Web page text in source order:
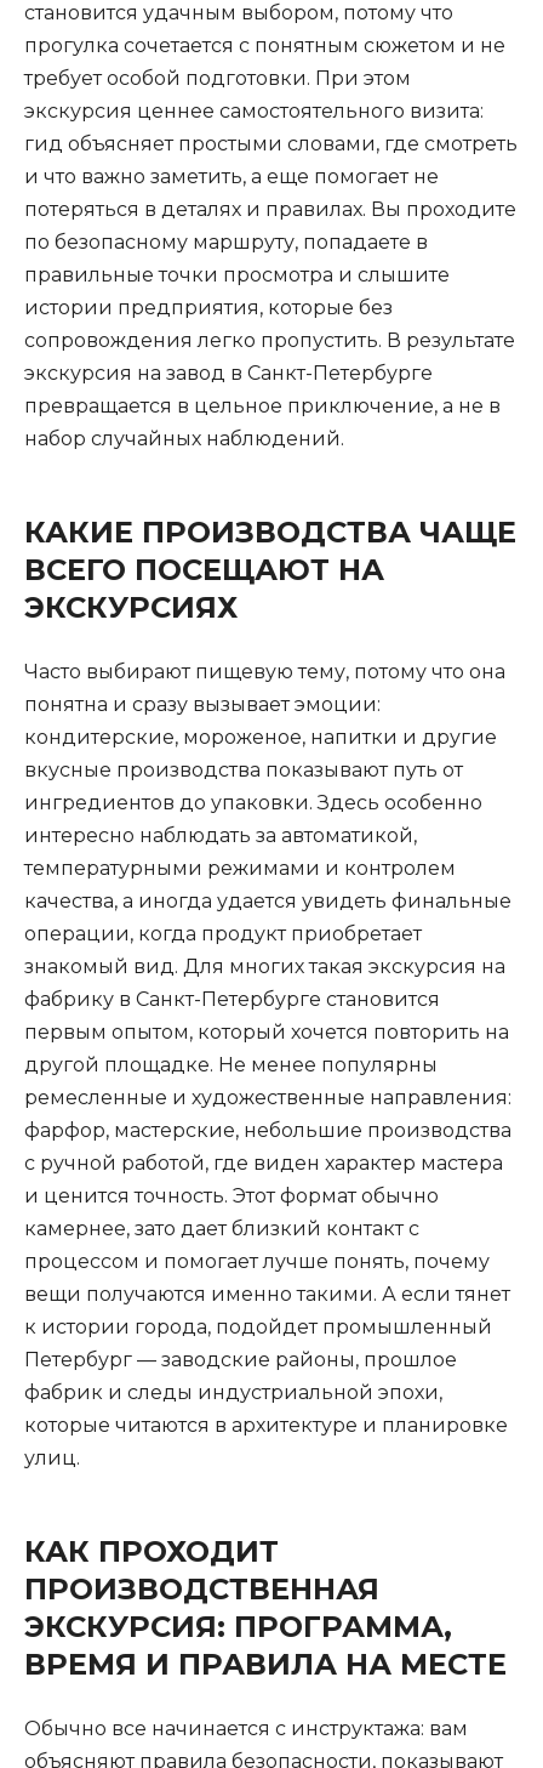
становится удачным выбором, потому что
прогулка сочетается с понятным сюжетом и не
требует особой подготовки. При этом
экскурсия ценнее самостоятельного визита:
гид объясняет простыми словами, где смотреть
и что важно заметить, а еще помогает не
потеряться в деталях и правилах. Вы проходите
по безопасному маршруту, попадаете в
правильные точки просмотра и слышите
истории предприятия, которые без
сопровождения легко пропустить. В результате
экскурсия на завод в Санкт-Петербурге
превращается в цельное приключение, а не в
набор случайных наблюдений.
КАКИЕ ПРОИЗВОДСТВА ЧАЩЕ
ВСЕГО ПОСЕЩАЮТ НА
ЭКСКУРСИЯХ
Часто выбирают пищевую тему, потому что она
понятна и сразу вызывает эмоции:
кондитерские, мороженое, напитки и другие
вкусные производства показывают путь от
ингредиентов до упаковки. Здесь особенно
интересно наблюдать за автоматикой,
температурными режимами и контролем
качества, а иногда удается увидеть финальные
операции, когда продукт приобретает
знакомый вид. Для многих такая экскурсия на
фабрику в Санкт-Петербурге становится
первым опытом, который хочется повторить на
другой площадке. Не менее популярны
ремесленные и художественные направления:
фарфор, мастерские, небольшие производства
с ручной работой, где виден характер мастера
и ценится точность. Этот формат обычно
камернее, зато дает близкий контакт с
процессом и помогает лучше понять, почему
вещи получаются именно такими. А если тянет
к истории города, подойдет промышленный
Петербург — заводские районы, прошлое
фабрик и следы индустриальной эпохи,
которые читаются в архитектуре и планировке
улиц.
КАК ПРОХОДИТ
ПРОИЗВОДСТВЕННАЯ
ЭКСКУРСИЯ: ПРОГРАММА,
ВРЕМЯ И ПРАВИЛА НА МЕСТЕ
Обычно все начинается с инструктажа: вам
объясняют правила безопасности, показывают